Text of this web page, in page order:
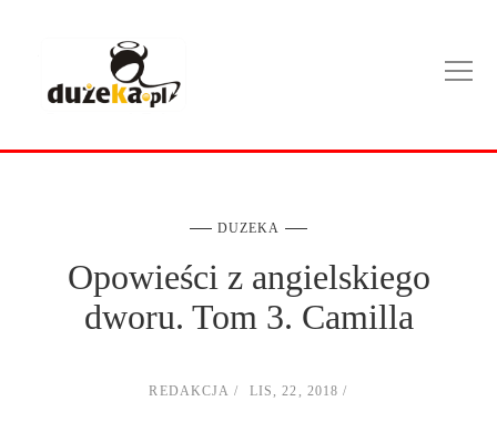
DUZEKA
Opowieści z angielskiego
dworu. Tom 3. Camilla
REDAKCJA LIS, 22, 2018